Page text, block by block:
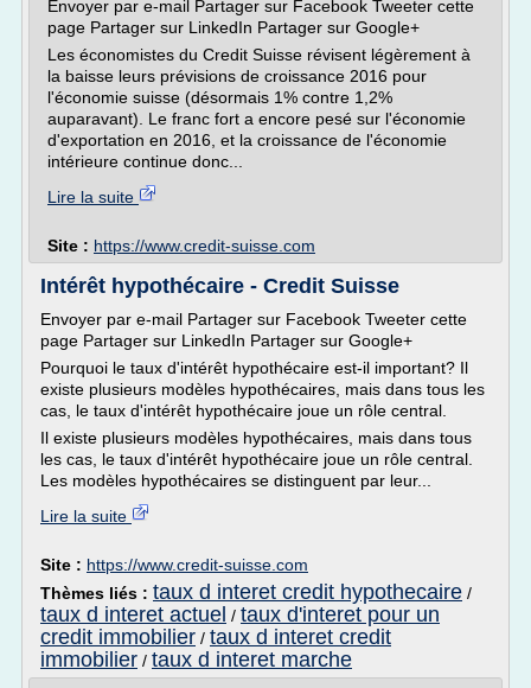
Envoyer par e-mail Partager sur Facebook Tweeter cette
page Partager sur LinkedIn Partager sur Google+
Les économistes du Credit Suisse révisent légèrement à
la baisse leurs prévisions de croissance 2016 pour
l'économie suisse (désormais 1% contre 1,2%
auparavant). Le franc fort a encore pesé sur l'économie
d'exportation en 2016, et la croissance de l'économie
intérieure continue donc...
Lire la suite
Site : https://www.credit-suisse.com
Intérêt hypothécaire - Credit Suisse
Envoyer par e-mail Partager sur Facebook Tweeter cette
page Partager sur LinkedIn Partager sur Google+
Pourquoi le taux d'intérêt hypothécaire est-il important? Il
existe plusieurs modèles hypothécaires, mais dans tous les
cas, le taux d'intérêt hypothécaire joue un rôle central.
Il existe plusieurs modèles hypothécaires, mais dans tous
les cas, le taux d'intérêt hypothécaire joue un rôle central.
Les modèles hypothécaires se distinguent par leur...
Lire la suite
Site : https://www.credit-suisse.com
Thèmes liés : taux d interet credit hypothecaire /
taux d interet actuel / taux d'interet pour un
credit immobilier / taux d interet credit
immobilier / taux d interet marche